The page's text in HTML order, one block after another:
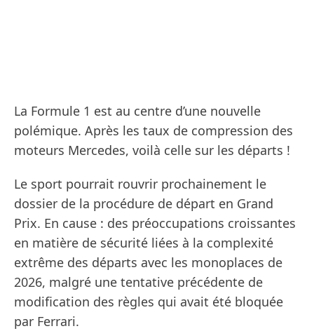
La Formule 1 est au centre d’une nouvelle
polémique. Après les taux de compression des
moteurs Mercedes, voilà celle sur les départs !
Le sport pourrait rouvrir prochainement le
dossier de la procédure de départ en Grand
Prix. En cause : des préoccupations croissantes
en matière de sécurité liées à la complexité
extrême des départs avec les monoplaces de
2026, malgré une tentative précédente de
modification des règles qui avait été bloquée
par Ferrari.